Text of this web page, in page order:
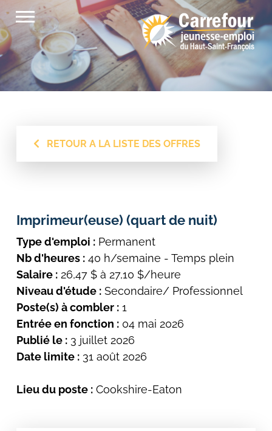
Passer
au
contenu
RETOUR A LA LISTE DES OFFRES
Imprimeur(euse) (quart de nuit)
Type d'emploi : Permanent
Nb d'heures : 40 h/semaine - Temps plein
Salaire : 26,47 $ à 27,10 $/heure
Niveau d'étude : Secondaire/ Professionnel
Poste(s) à combler : 1
Entrée en fonction : 04 mai 2026
Publié le : 3 juillet 2026
Date limite : 31 août 2026
Lieu du poste : Cookshire-Eaton